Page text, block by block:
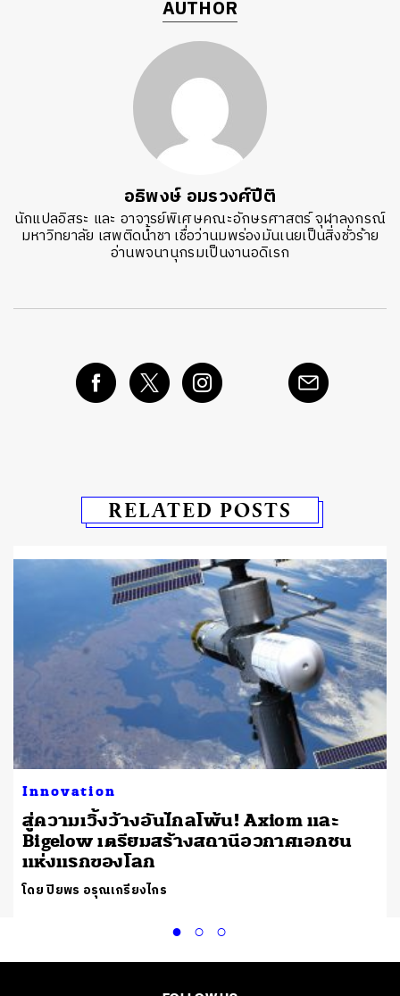
AUTHOR
อธิพงษ์ อมรวงศ์ปีติ
นักแปลอิสระ และ อาจารย์พิเศษคณะอักษรศาสตร์ จุฬาลงกรณ์
มหาวิทยาลัย เสพติดน้ำชา เชื่อว่านมพร่องมันเนยเป็นสิ่งชั่วร้าย
อ่านพจนานุกรมเป็นงานอดิเรก
RELATED POSTS
Innovation
สู่ความเวิ้งว้างอันไกลโพ้น! Axiom และ
Bigelow เตรียมสร้างสถานีอวกาศเอกชน
แห่งแรกของโลก
โดย ปิยพร อรุณเกรียงไกร